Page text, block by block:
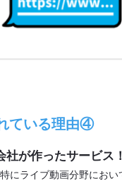
ている理由④
が作ったサービス！
にライブ動画分野にお